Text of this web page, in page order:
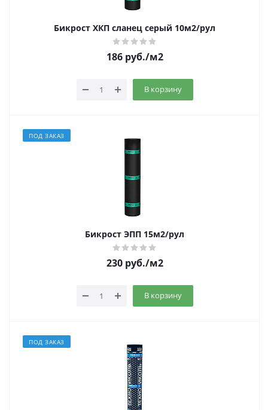
Бикрост ХКП сланец серый 10м2/рул
186руб./м2
В корзину
ПОД ЗАКАЗ
Бикрост ЭПП 15м2/рул
230руб./м2
В корзину
ПОД ЗАКАЗ